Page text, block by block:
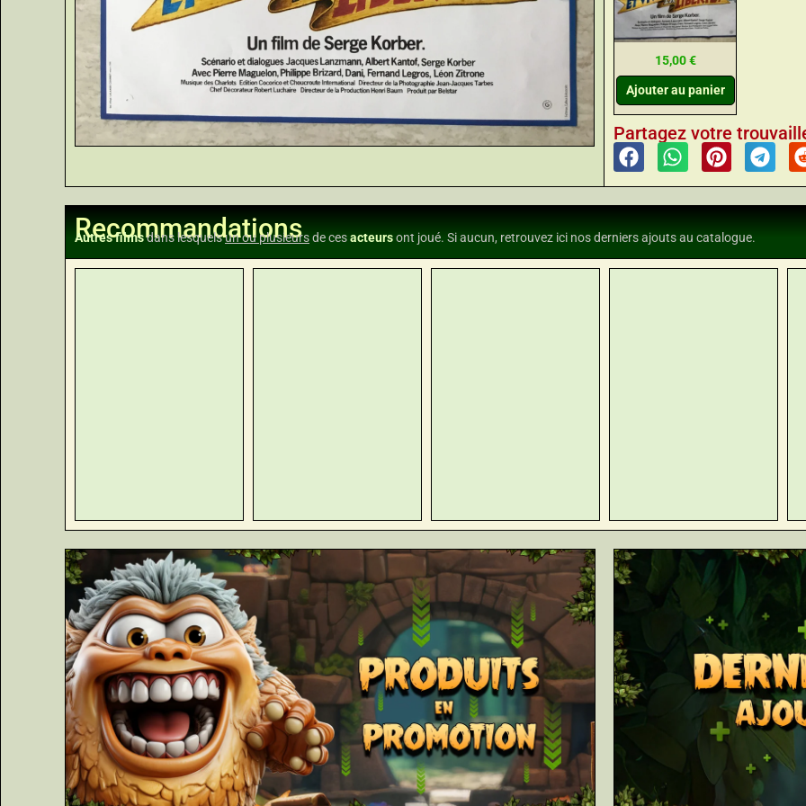
15,00€
Ajouter au panier
Partagez votre
Recommandations
Autres filmsdans lesquelsun ou plusieursde cesacteursont joué. Si aucun, retrouvez ici nos derniers ajouts au catalogue.